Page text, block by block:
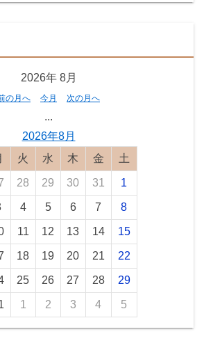
2026年 8月
の月へ 今月 次の月へ
...
2026年8月
曜日火曜日水曜日木曜日金曜日土曜日
28 29 30 31 1
4 5 6 7 8
11 12 13 14 15
18 19 20 21 22
25 26 27 28 29
1 2 3 4 5